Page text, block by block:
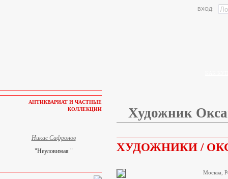
ВХОД:
Художник
ХУДОЖНИКИ /
Москва,
АНТИКВАРИАТ И ЧАСТНЫЕ
КОЛЛЕКЦИИ
Никас Сафронов
"Неуловимая "